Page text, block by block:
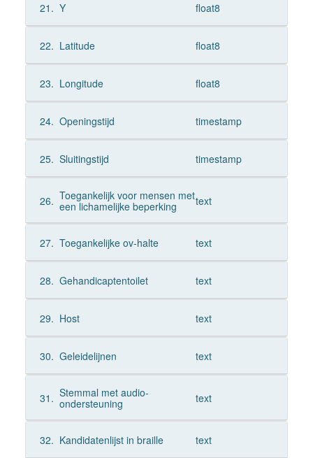
21. Y float8
22. Latitude float8
23. Longitude float8
24. Openingstijd timestamp
25. Sluitingstijd timestamp
26. Toegankelijk voor mensen met
een lichamelijke beperking
text
27. Toegankelijke ov-halte text
28. Gehandicaptentoilet text
29. Host text
30. Geleidelijnen text
31. Stemmal met audio-
ondersteuning
text
32. Kandidatenlijst in braille text